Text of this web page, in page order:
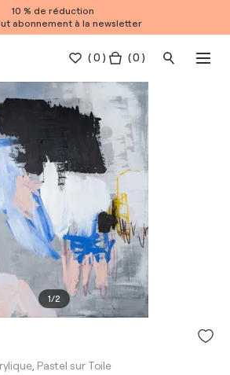
10 % de réduction
abonnement à la newsletter
(0 ) ( 0 )
1/2
Pastel sur Toile